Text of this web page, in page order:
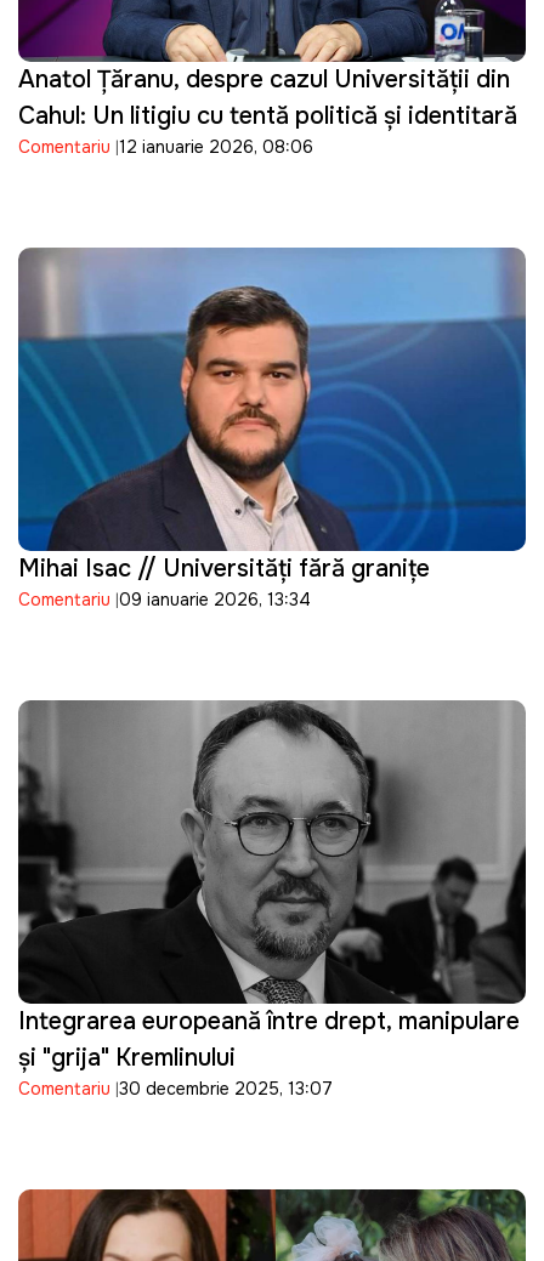
Anatol Țăranu, despre cazul Universității din
Cahul: Un litigiu cu tentă politică și identitară
Comentariu 12 ianuarie 2026, 08:06
Mihai Isac // Universități fără granițe
Comentariu 09 ianuarie 2026, 13:34
Integrarea europeană între drept, manipulare
și "grija" Kremlinului
Comentariu 30 decembrie 2025, 13:07